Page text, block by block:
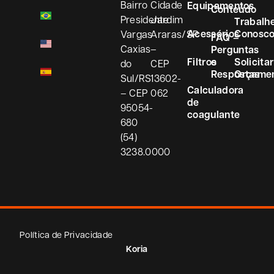
Bairro
Presidente
Vargas
Caxias
do
Sul/RS
– CEP
95054-
680
(54)
3238.0000
Cidade
Jardim
Araras/SP
–
CEP
13602-
062
Equipamentos
Acessórios
Filtros
Calculadora
de
coagulante
Conteúdo
FAQ –
Perguntas
e
Respostas
Solicitar
Política de Privacidade
Koria